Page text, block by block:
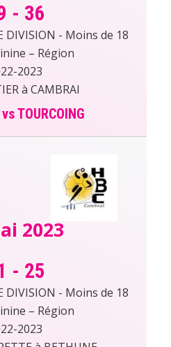
- 36
DIVISION - Moins de 18
– Région
2023
à CAMBRAI
TOURCOING
2023
- 25
DIVISION - Moins de 18
– Région
2023